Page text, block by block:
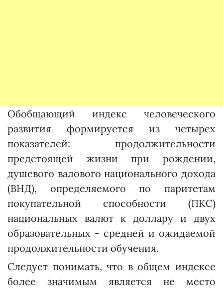
Обобщающий индекс человеческого
развития формируется из четырех
показателей: продолжительности
предстоящей жизни при рождении,
душевого валового национального дохода
(ВНД), определяемого по паритетам
покупательной способности (ПКС)
национальных валют к доллару и двух
образовательных - средней и ожидаемой
продолжительности обучения.
Следует понимать, что в общем индексе
более значимым является не место